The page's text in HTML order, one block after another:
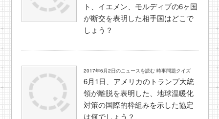
ト、イエメン、モルディブの6ヶ国
が断交を表明した相手国はどこで
しょう？
2017年6月2日のニュースを読む 時事問題クイズ
6月1日、アメリカのトランプ大統
領が離脱を表明した、地球温暖化
対策の国際的枠組みを示した協定
は何でしょう？